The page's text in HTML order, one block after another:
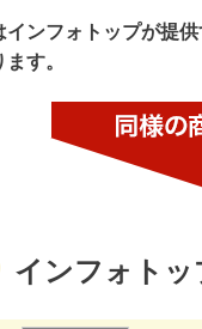
インフォトップが提
す。
インフォト